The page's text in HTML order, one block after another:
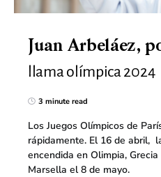
Juan Arbeláez,
llama olímpica 2024
3 minute read
Los Juegos Olímpicos de
rápidamente. El 16 de abril,
encendida en Olimpia,
Marsella el 8 de mayo.